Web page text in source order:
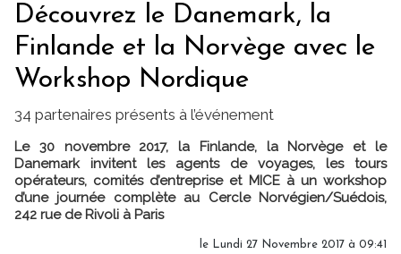
Découvrez le Danemark, la
Finlande et la Norvège avec le
Workshop Nordique
34 partenaires présents à l’événement
Le 30 novembre 2017, la Finlande, la Norvège et le
Danemark invitent les agents de voyages, les tours
opérateurs, comités d’entreprise et MICE à un workshop
d’une journée complète au Cercle Norvégien/Suédois,
242 rue de Rivoli à Paris
le Lundi 27 Novembre 2017 à 09:41